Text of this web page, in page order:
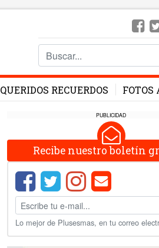
QUERIDOS RECUERDOS
PUBLICIDAD
Recibe nuestro boletín
Lo mejor de Plusesmas, en tu correo